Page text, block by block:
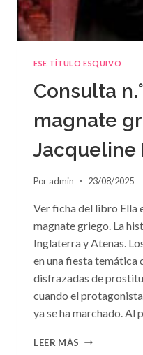
ESE TÍTULO ESQUIVO
Consulta
magnate
Jacqueline
Por admin 23/08/2025
Ver ficha del libro Ella
magnate griego. La
Inglaterra y Atenas.
en una fiesta temática
disfrazadas de
cuando el
ya se ha marchado. Al
LEER MÁS CONSULTA